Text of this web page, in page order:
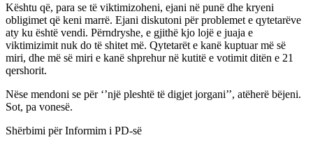
Kështu që, para se të viktimizoheni, ejani në punë dhe kryeni
obligimet që keni marrë. Ejani diskutoni për problemet e qytetarëve
aty ku është vendi. Përndryshe, e gjithë kjo lojë e juaja e
viktimizimit nuk do të shitet më. Qytetarët e kanë kuptuar më së
miri, dhe më së miri e kanë shprehur në kutitë e votimit ditën e 21
qershorit.
Nëse mendoni se për ‘’një pleshtë të digjet jorgani’’, atëherë bëjeni.
Sot, pa vonesë.
Shërbimi për Informim i PD-së